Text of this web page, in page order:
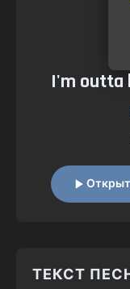
I'm outta
ТЕКСТ